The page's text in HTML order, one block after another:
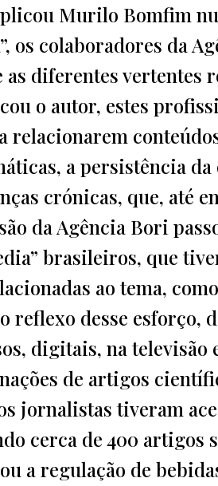
Murilo Bomfim
os colaboradores da
diferentes vertentes
o autor, estes
relacionarem
a persistência da
crónicas, que, até
da Agência Bori
brasileiros, que
ao tema,
reflexo desse esforço,
digitais, na televisão
de artigos
jornalistas tiveram
cerca de 400 artigos
a regulação de